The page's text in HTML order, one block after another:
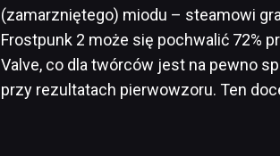
(zamarzniętego) miodu – steamowi
Frostpunk 2 może się pochwalić 72%
Valve, co dla twórców jest na pewno
przy rezultatach pierwowzoru. Ten